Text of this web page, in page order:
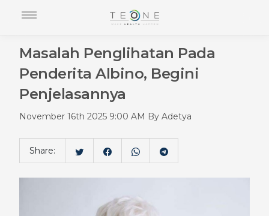
Masalah Penglihatan Pada
Penderita Albino, Begini
Penjelasannya
November 16th 2025 9:00 AM By Adetya
Share: